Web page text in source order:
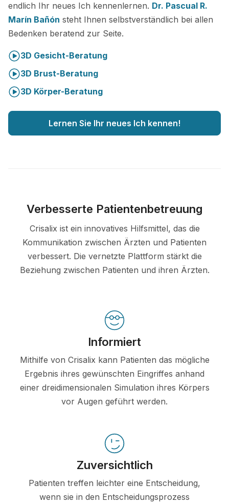
endlich Ihr neues Ich kennenlernen. Dr. Pascual R.
Marín Bañón steht Ihnen selbstverständlich bei allen
Bedenken beratend zur Seite.
3D Gesicht-Beratung
3D Brust-Beratung
3D Körper-Beratung
Lernen Sie Ihr neues Ich kennen!
Verbesserte Patientenbetreuung
Crisalix ist ein innovatives Hilfsmittel, das die
Kommunikation zwischen Ärzten und Patienten
verbessert. Die vernetzte Plattform stärkt die
Beziehung zwischen Patienten und ihren Ärzten.
Informiert
Mithilfe von Crisalix kann Patienten das mögliche
Ergebnis ihres gewünschten Eingriffes anhand
einer dreidimensionalen Simulation ihres Körpers
vor Augen geführt werden.
Zuversichtlich
Patienten treffen leichter eine Entscheidung,
wenn sie in den Entscheidungsprozess